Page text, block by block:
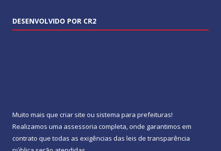
DESENVOLVIDO POR CR2
Muito mais que criar site ou sistema para prefeituras!
Realizamos uma assessoria completa, onde garantimos em
contrato que todas as exigências das leis de transparência